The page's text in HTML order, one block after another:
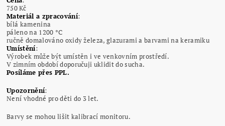
750 Kč
Materiál a zpracování:
bílá kamenina
páleno na 1200 °C
ručně domalováno oxidy železa, glazurami a barvami na keramiku
Umístění:
Výrobek může být umístěn i ve venkovním prostředí.
V zimním období doporučuji uklidit do sucha.
Posíláme přes PPL.
Upozornění:
Není vhodné pro děti do 3 let.
Barvy se mohou lišit kalibrací monitoru.